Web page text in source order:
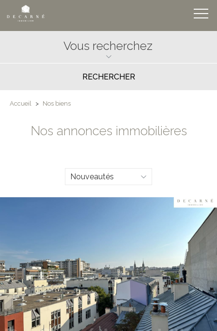
Vous recherchez
Accueil > Nos biens
Nos annonces immobilières